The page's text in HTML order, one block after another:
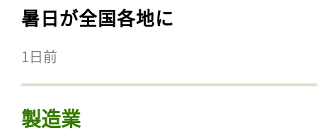
暑日が全国各地に
1日前
製造業